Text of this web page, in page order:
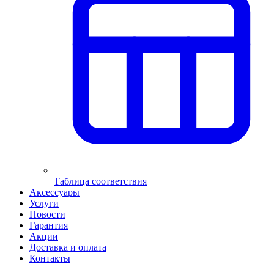
Таблица соответствия
Аксессуары
Услуги
Новости
Гарантия
Акции
Доставка и оплата
Контакты